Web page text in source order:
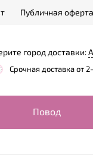
Публичная оферта
город доставки:
Срочная доставка от
Повод